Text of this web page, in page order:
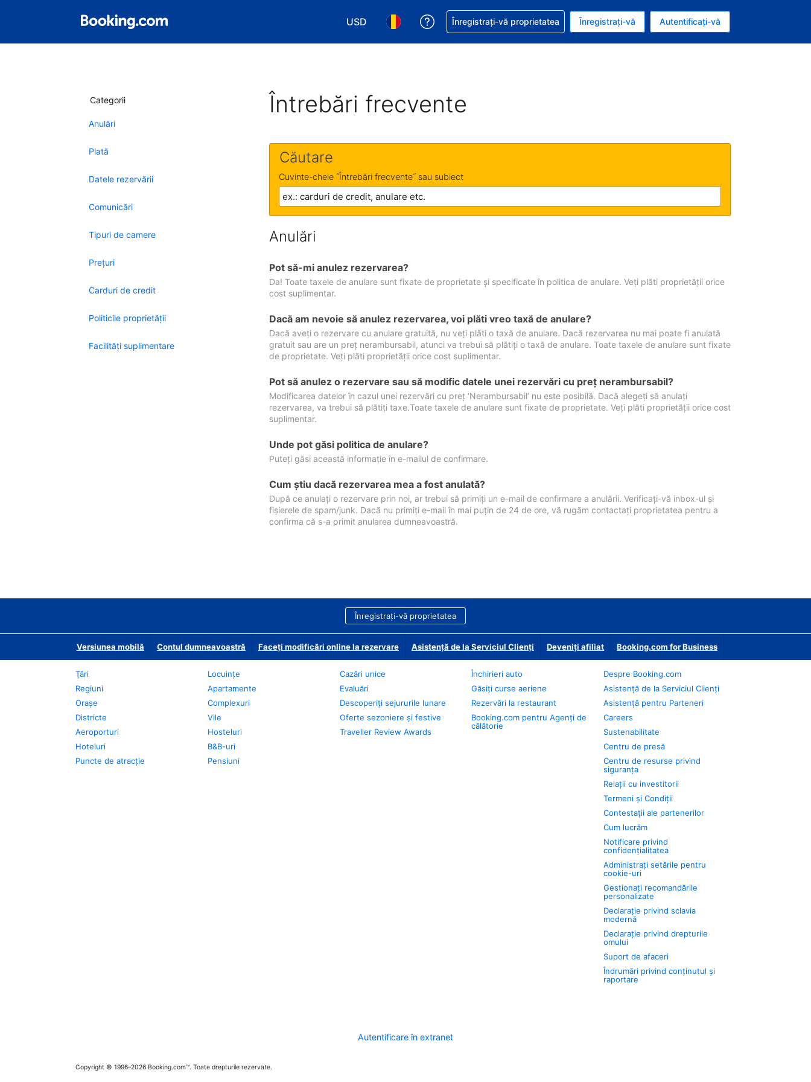
USD
Alegeţi moneda. Moneda actuală este Dolar american
Alegeți limba. Limba actuală este Română
Primiți asistență cu privire la rezervarea dvs.
Înregistrați-vă proprietatea Înregistrați-vă Autentificați-vă
Categorii
Anulări
Plată
Datele rezervării
Comunicări
Tipuri de camere
Preţuri
Carduri de credit
Politicile proprietății
Facilităţi suplimentare
Întrebări frecvente
Căutare
Cuvinte-cheie ˝Întrebări frecvente˝ sau subiect
Anulări
Pot să-mi anulez rezervarea?
Da! Toate taxele de anulare sunt fixate de proprietate și specificate în politica de anulare. Veți plăti proprietății orice
cost suplimentar.
Dacă am nevoie să anulez rezervarea, voi plăti vreo taxă de anulare?
Dacă aveți o rezervare cu anulare gratuită, nu veți plăti o taxă de anulare. Dacă rezervarea nu mai poate fi anulată
gratuit sau are un preț nerambursabil, atunci va trebui să plătiți o taxă de anulare. Toate taxele de anulare sunt fixate
de proprietate. Veți plăti proprietății orice cost suplimentar.
Pot să anulez o rezervare sau să modific datele unei rezervări cu preţ nerambursabil?
Modificarea datelor în cazul unei rezervări cu preț ‘Nerambursabil’ nu este posibilă. Dacă alegeți să anulați
rezervarea, va trebui să plătiți taxe.Toate taxele de anulare sunt fixate de proprietate. Veți plăti proprietății orice cost
suplimentar.
Unde pot găsi politica de anulare?
Puteți găsi această informație în e-mailul de confirmare.
Cum ştiu dacă rezervarea mea a fost anulată?
După ce anulați o rezervare prin noi, ar trebui să primiți un e-mail de confirmare a anulării. Verificați-vă inbox-ul și
fișierele de spam/junk. Dacă nu primiți e-mail în mai puțin de 24 de ore, vă rugăm contactați proprietatea pentru a
confirma că s-a primit anularea dumneavoastră.
Înregistrați-vă proprietatea
Versiunea mobilă Contul dumneavoastră Faceți modificări online la rezervare Asistență de la Serviciul Clienți Deveniţi afiliat Booking.com for Business
Ţări
Regiuni
Oraşe
Districte
Aeroporturi
Hoteluri
Puncte de atracţie
Locuințe
Apartamente
Complexuri
Vile
Hosteluri
B&B-uri
Pensiuni
Cazări unice
Evaluări
Descoperiți sejururile lunare
Oferte sezoniere și festive
Traveller Review Awards
Închirieri auto
Găsiți curse aeriene
Rezervări la restaurant
Booking.com pentru Agenți de
călătorie
Despre Booking.com
Asistență de la Serviciul Clienți
Asistență pentru Parteneri
Careers
Sustenabilitate
Centru de presă
Centru de resurse privind
siguranța
Relații cu investitorii
Termeni și Condiții
Contestații ale partenerilor
Cum lucrăm
Notificare privind
confidențialitatea
Administrați setările pentru
cookie-uri
Gestionați recomandările
personalizate
Declarație privind sclavia
modernă
Declarație privind drepturile
omului
Suport de afaceri
Îndrumări privind conținutul și
raportare
Autentificare în extranet
Copyright © 1996–2026 Booking.com™. Toate drepturile rezervate.